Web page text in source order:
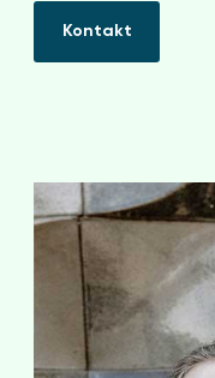
KontaktKontakt